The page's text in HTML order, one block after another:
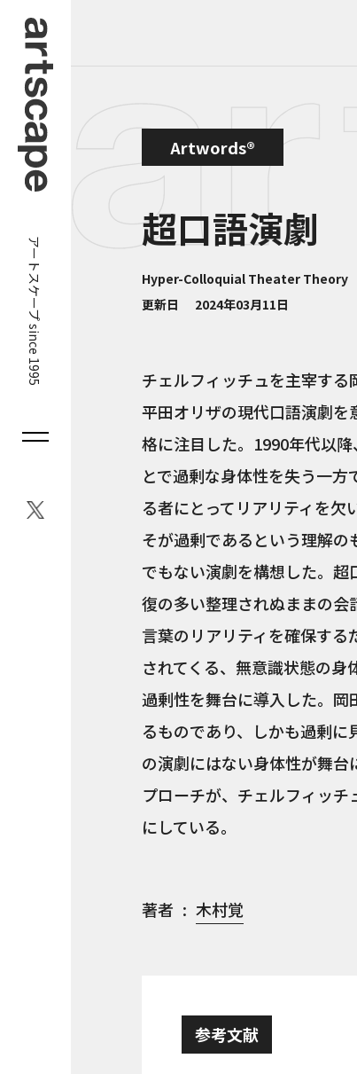
アートスケープ since 1995
Artwords®
超口語演劇
Hyper-Colloquial Theater Theory
更新日
2024年03月11日
チェルフィッチュを主宰す
平田オリザの現代口語演劇を
格に注目した。1990年代以
とで過剰な身体性を失う一
る者にとってリアリティを欠
そが過剰であるという理解
でもない演劇を構想した。
復の多い整理されぬままの会
言葉のリアリティを確保す
されてくる、無意識状態の身
過剰性を舞台に導入した。
るものであり、しかも過剰
の演劇にはない身体性が舞
プローチが、チェルフィッ
にしている。
著者 木村覚
参考文献